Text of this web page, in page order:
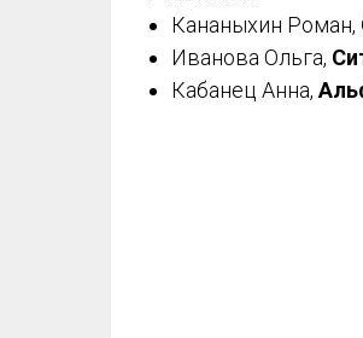
Кананыхин Роман,
Иванова Ольга,
Кабанец Анна,